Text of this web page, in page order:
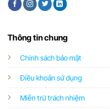
Thông tin chung
Chính sách bảo mật
Điều khoản sử dụng
Miễn trừ trách nhiệm